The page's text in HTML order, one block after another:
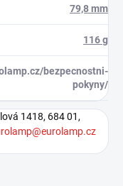
79,8 mm
116 g
bezpecnostni-
pokyny/
1418, 684 01,